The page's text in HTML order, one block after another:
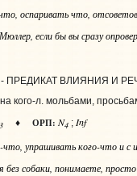
, оспариватьчто,
если бы вы сразу
ПРЕДИКАТ ВЛИЯНИЯ И
кого‑л. мольбами,
♦ ОРП: N4;Inf
что, упрашиватького-что и с
без собаки, понимаете,